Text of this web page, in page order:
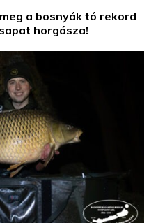
a bosnyák tó rekord
horgásza!